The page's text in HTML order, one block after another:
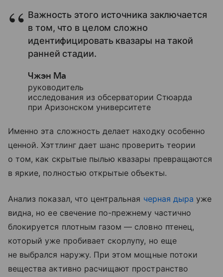
Важность этого источника заключается
в том, что в целом сложно
идентифицировать квазары на такой
ранней стадии.
Чжэн Ма
руководитель
исследования из обсерватории Стюарда
при Аризонском университете
Именно эта сложность делает находку особенно
ценной. Хэттлинг дает шанс проверить теории
о том, как скрытые пылью квазары превращаются
в яркие, полностью открытые объекты.
Анализ показал, что центральная черная дыра уже
видна, но ее свечение по-прежнему частично
блокируется плотным газом — словно птенец,
который уже пробивает скорлупу, но еще
не выбрался наружу. При этом мощные потоки
вещества активно расчищают пространство